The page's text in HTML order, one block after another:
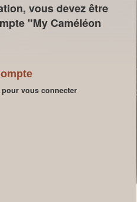
vous devez être
"My Caméléon
vous connecter